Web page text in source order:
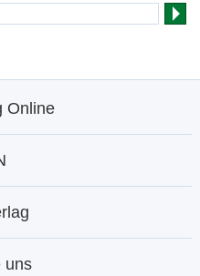
Online
uns